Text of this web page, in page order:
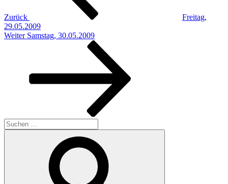
Zurück
Freitag,
29.05.2009
Nächster
Weiter Samstag, 30.05.2009
Suchen
nach: